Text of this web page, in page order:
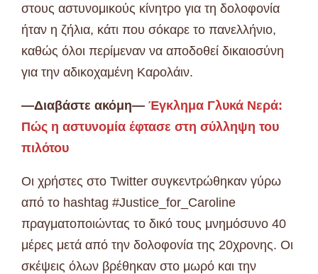
στους αστυνομικούς κίνητρο για τη δολοφονία
ήταν η ζήλια, κάτι που σόκαρε το πανελλήνιο,
καθώς όλοι περίμεναν να αποδοθεί δικαιοσύνη
για την αδικοχαμένη Καρολάιν.
—Διαβάστε ακόμη— Έγκλημα Γλυκά Νερά:
Πώς η αστυνομία έφτασε στη σύλληψη του
πιλότου
Οι χρήστες στο Twitter συγκεντρώθηκαν γύρω
από το hashtag #Justice_for_Caroline
πραγματοποιώντας το δικό τους μνημόσυνο 40
μέρες μετά από την δολοφονία της 20χρονης. Οι
σκέψεις όλων βρέθηκαν στο μωρό και την